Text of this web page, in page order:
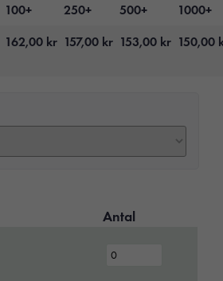
100+ 250+ 500+
1000+
162,00 kr 157,00 kr 153,00 kr 150,00
Antal